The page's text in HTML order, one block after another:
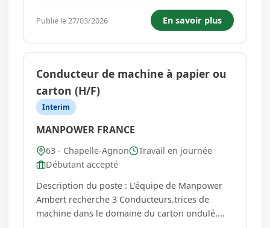
d'accompagnement auprès de personnes âgées
dépendantes ou des adultes en situation de
handicap. Intervent...
Publie le 27/03/2026 En savoir plus
Conducteur de machine à papier ou
carton (H/F)
Interim
MANPOWER FRANCE
63 - Chapelle-Agnon
Travail en journée
Débutant accepté
Description du poste : L'équipe de Manpower
Ambert recherche 3 Conducteurs.trices de
machine dans le domaine du carton ondulé.